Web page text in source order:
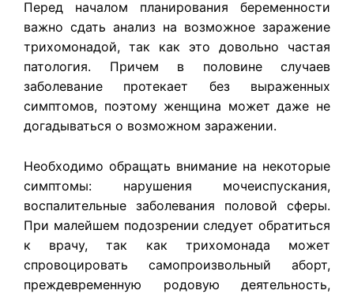
Перед началом планирования беременности
важно сдать анализ на возможное заражение
трихомонадой, так как это довольно частая
патология. Причем в половине случаев
заболевание протекает без выраженных
симптомов, поэтому женщина может даже не
догадываться о возможном заражении.
Необходимо обращать внимание на некоторые
симптомы: нарушения мочеиспускания,
воспалительные заболевания половой сферы.
При малейшем подозрении следует обратиться
к врачу, так как трихомонада может
спровоцировать самопроизвольный аборт,
преждевременную родовую деятельность,